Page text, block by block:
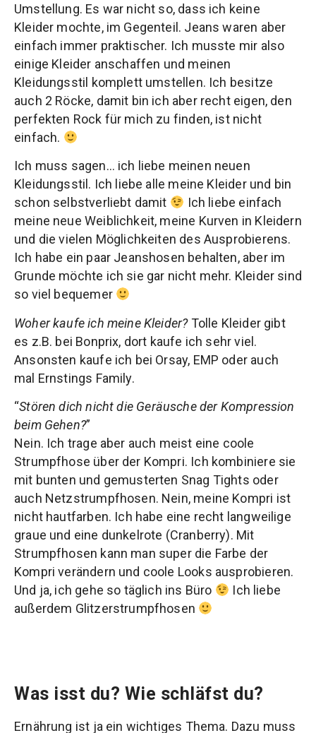
Umstellung. Es war nicht so, dass ich keine
Kleider mochte, im Gegenteil. Jeans waren aber
einfach immer praktischer. Ich musste mir also
einige Kleider anschaffen und meinen
Kleidungsstil komplett umstellen. Ich besitze
auch 2 Röcke, damit bin ich aber recht eigen, den
perfekten Rock für mich zu finden, ist nicht
einfach.
Ich muss sagen… ich liebe meinen neuen
Kleidungsstil. Ich liebe alle meine Kleider und bin
schon selbstverliebt damit
Ich liebe einfach
meine neue Weiblichkeit, meine Kurven in Kleidern
und die vielen Möglichkeiten des Ausprobierens.
Ich habe ein paar Jeanshosen behalten, aber im
Grunde möchte ich sie gar nicht mehr. Kleider sind
so viel bequemer
Woher kaufe ich meine Kleider?Tolle Kleider gibt
es z.B. bei Bonprix, dort kaufe ich sehr viel.
Ansonsten kaufe ich bei Orsay, EMP oder auch
mal Ernstings Family.
“Stören dich nicht die Geräusche der Kompression
beim Gehen?”
Nein. Ich trage aber auch meist eine coole
Strumpfhose über der Kompri. Ich kombiniere sie
mit bunten und gemusterten Snag Tights oder
auch Netzstrumpfhosen. Nein, meine Kompri ist
nicht hautfarben. Ich habe eine recht langweilige
graue und eine dunkelrote (Cranberry). Mit
Strumpfhosen kann man super die Farbe der
Kompri verändern und coole Looks ausprobieren.
Und ja, ich gehe so täglich ins Büro
Ich liebe
außerdem Glitzerstrumpfhosen
Was isst du? Wie schläfst du?
Ernährung ist ja ein wichtiges Thema. Dazu muss